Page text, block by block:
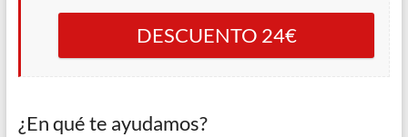
DESCUENTO 24€
¿En qué te ayudamos?